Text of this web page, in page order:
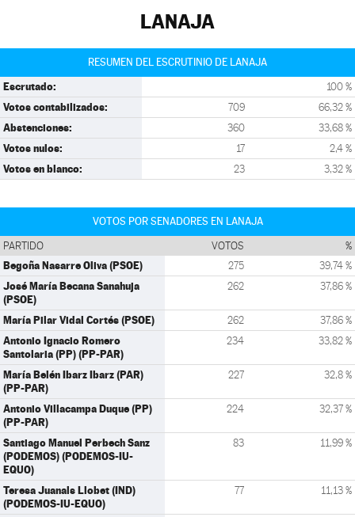
LANAJA
RESUMEN DEL ESCRUTINIO DE LANAJA
Escrutado: 100 %
Votos contabilizados: 709 66,32 %
Abstenciones: 360 33,68 %
Votos nulos: 17 2,4 %
Votos en blanco: 23 3,32 %
VOTOS POR SENADORES EN LANAJA
PARTIDO VOTOS %
Begoña Nasarre Oliva (PSOE) 275 39,74 %
José María Becana Sanahuja
(PSOE)
262 37,86 %
María Pilar Vidal Cortés (PSOE) 262 37,86 %
Antonio Ignacio Romero
Santolaria (PP) (PP-PAR)
234 33,82 %
María Belén Ibarz Ibarz (PAR)
(PP-PAR)
227 32,8 %
Antonio Villacampa Duque (PP)
(PP-PAR)
224 32,37 %
Santiago Manuel Perbech Sanz
(PODEMOS) (PODEMOS-IU-
EQUO)
83 11,99 %
Teresa Juanals Llobet (IND)
(PODEMOS-IU-EQUO)
77 11,13 %